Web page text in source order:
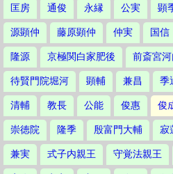
匡房 通俊 永縁 公実 顕
源顕仲 藤原顕仲 仲実 国信
隆源 京極関白家肥後 前斎宮河
待賢門院堀河 顕輔 兼昌 季
清輔 教長 公能 俊惠 俊
崇徳院 隆季 殷富門大輔 寂
兼実 式子内親王 守覚法親王